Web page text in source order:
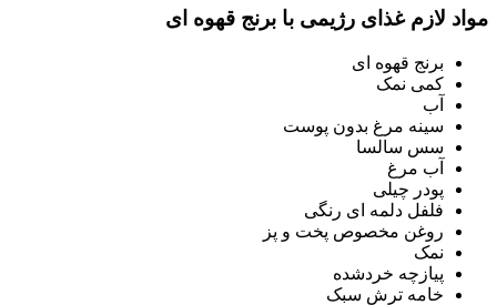
مواد لازم غذای رژیمی با برنج قهوه ای
برنج قهوه ای
کمی نمک
آب
سینه مرغ بدون پوست
سس سالسا
آب مرغ
پودر چیلی
فلفل دلمه ای رنگی
روغن مخصوص پخت و پز
نمک
پیازچه خردشده
خامه ترش سبک